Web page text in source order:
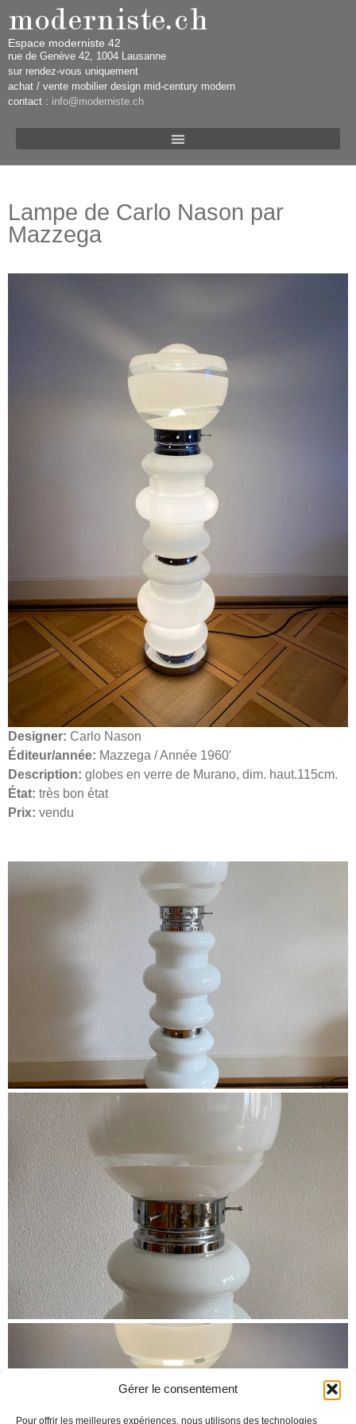
Gérer le consentement
Pour offrir les meilleures expériences, nous utilisons des technologies
Espace moderniste 42
rue d​​​​e Genève 42, 1004 Lausanne​​
sur rendez-vous uniquement ​​​
​achat / vente mobilier design mid-century modern
contact : info@moderniste.ch
Lampe de Carlo Nason par
Mazzega
Designer: Carlo Nason
Éditeur/année: Mazzega / Année 1960′
Description: globes en verre de Murano, dim. haut.115cm.
État: très bon état
Prix: vendu